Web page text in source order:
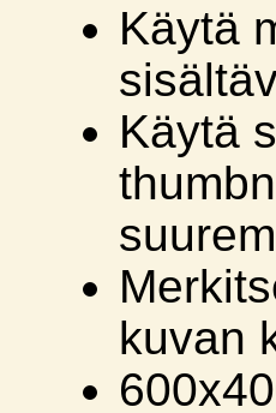
Käytä
Käytä
kuvan